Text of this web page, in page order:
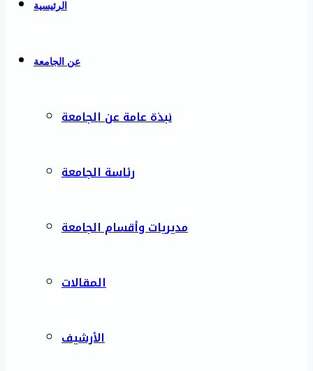
الرئيسية
عن الجامعة
نبذة عامة عن الجامعة
رئاسة الجامعة
مديريات وأقسام الجامعة
المقالات
الأرشيف